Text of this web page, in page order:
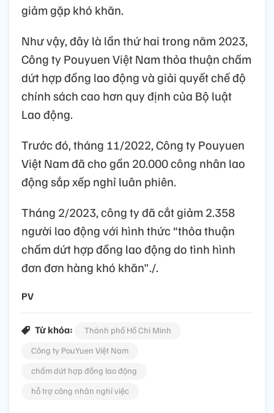
giảm gặp khó khăn.
Như vậy, đây là lần thứ hai trong năm 2023,
Công ty Pouyuen Việt Nam thỏa thuận chấm
dứt hợp đồng lao động và giải quyết chế độ
chính sách cao hơn quy định của Bộ luật
Lao động.
Trước đó, tháng 11/2022, Công ty Pouyuen
Việt Nam đã cho gần 20.000 công nhân lao
động sắp xếp nghỉ luân phiên.
Tháng 2/2023, công ty đã cắt giảm 2.358
người lao động với hình thức “thỏa thuận
chấm dứt hợp đồng lao động do tình hình
đơn đơn hàng khó khăn"./.
PV
Từ khóa:
Thành phố Hồ Chí Minh
Công ty PouYuen Việt Nam
chấm dứt hợp đồng lao động
hỗ trợ công nhân nghỉ việc